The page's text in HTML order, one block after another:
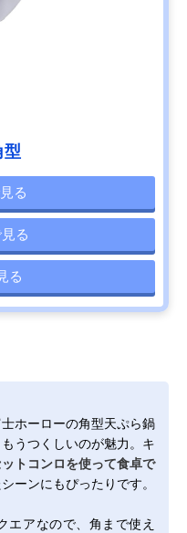
型
る
る
る
ホーローの角型天ぷら鍋
うつくしいのが魅力。キ
トコンロを使って食卓で
ーンにもぴったりです。
エアなので、角まで使え